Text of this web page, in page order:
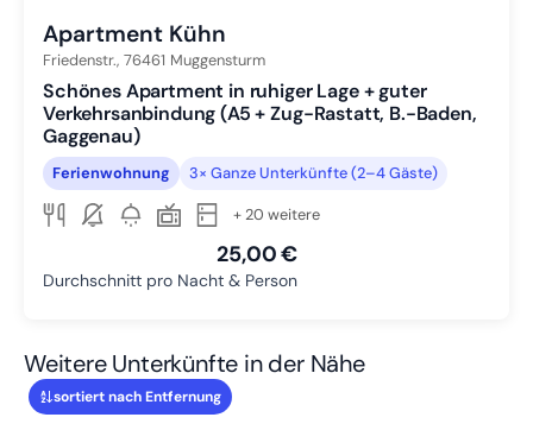
Apartment Kühn
Friedenstr., 76461 Muggensturm
Schönes Apartment in ruhiger Lage + guter
Verkehrsanbindung (A5 + Zug-Rastatt, B.-Baden,
Gaggenau)
Ferienwohnung 3× Ganze Unterkünfte (2–4 Gäste)
+ 20 weitere
25,00 €
Durchschnitt pro Nacht & Person
Weitere Unterkünfte in der Nähe
sortiert nach Entfernung